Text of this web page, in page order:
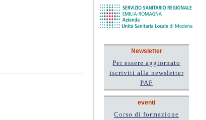
Newsletter
Per essere aggiornato
iscriviti alla newsletter
PAF
eventi
Corso di formazione